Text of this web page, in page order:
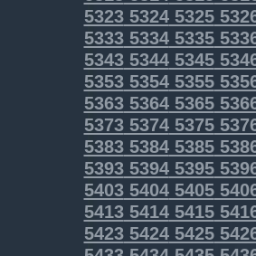
532353245325
533353345335
534353445345
535353545355
536353645365
537353745375
538353845385
539353945395
540354045405
541354145415
542354245425